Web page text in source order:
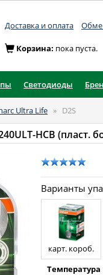
Доставка и оплата
Корзина: пока пуста.
Светодиоды
Ultra Life » D2S
HCB (пласт.
Варианты
карт. короб.
Температура